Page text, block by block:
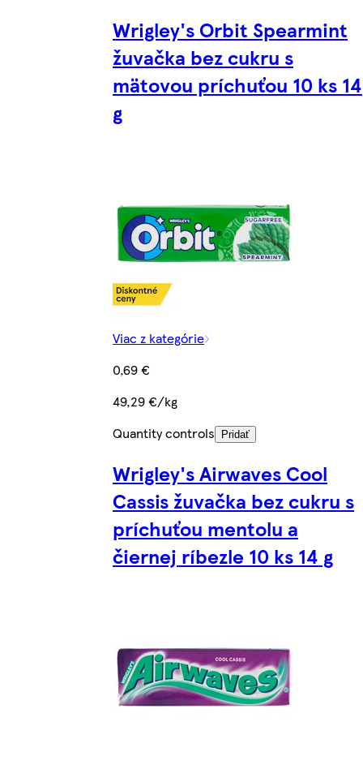
Wrigley's Orbit Spearmint
žuvačka bez cukru s
mätovou príchuťou 10 ks 14
g
Viac z kategórie
0,69 €
49,29 €/kg
Quantity controls
Pridať
Wrigley's Airwaves Cool
Cassis žuvačka bez cukru s
príchuťou mentolu a
čiernej ríbezle 10 ks 14 g